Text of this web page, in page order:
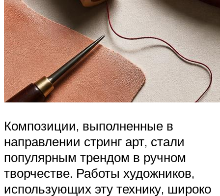
Композиции, выполненные в
направлении стринг арт, стали
популярным трендом в ручном
творчестве. Работы художников,
использующих эту технику, широко